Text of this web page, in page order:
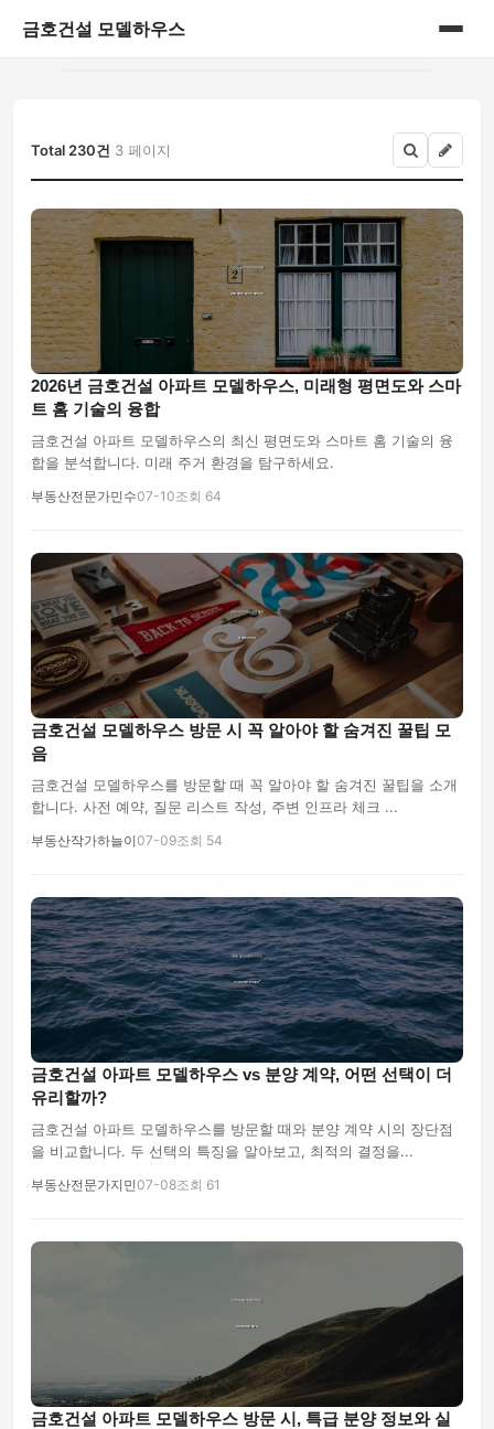
금호건설 모델하우스
게시판
Total 230건 3 페이지
2026년 금호건설 아파트 모델하우스, 미래형 평면도와 스마
트 홈 기술의 융합
금호건설 아파트 모델하우스의 최신 평면도와 스마트 홈 기술의 융
합을 분석합니다. 미래 주거 환경을 탐구하세요.
부동산전문가민수07-10조회 64
금호건설 모델하우스 방문 시 꼭 알아야 할 숨겨진 꿀팁 모
음
금호건설 모델하우스를 방문할 때 꼭 알아야 할 숨겨진 꿀팁을 소개
합니다. 사전 예약, 질문 리스트 작성, 주변 인프라 체크 ...
부동산작가하늘이07-09조회 54
금호건설 아파트 모델하우스 vs 분양 계약, 어떤 선택이 더
유리할까?
금호건설 아파트 모델하우스를 방문할 때와 분양 계약 시의 장단점
을 비교합니다. 두 선택의 특징을 알아보고, 최적의 결정을...
부동산전문가지민07-08조회 61
금호건설 아파트 모델하우스 방문 시, 특급 분양 정보와 실